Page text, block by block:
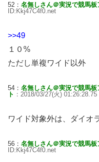
52： 名無しさん＠実況で競馬板
ID:Kkj47C4f0.net
>>49
１０%
ただし単複ワイド以外
54： 名無しさん＠実況で競馬板
ト ：2018/03/27(火)
ワイド対象外は、ダイオ
56： 名無しさん＠実況で競馬板
ID:Kkj47C4f0.net